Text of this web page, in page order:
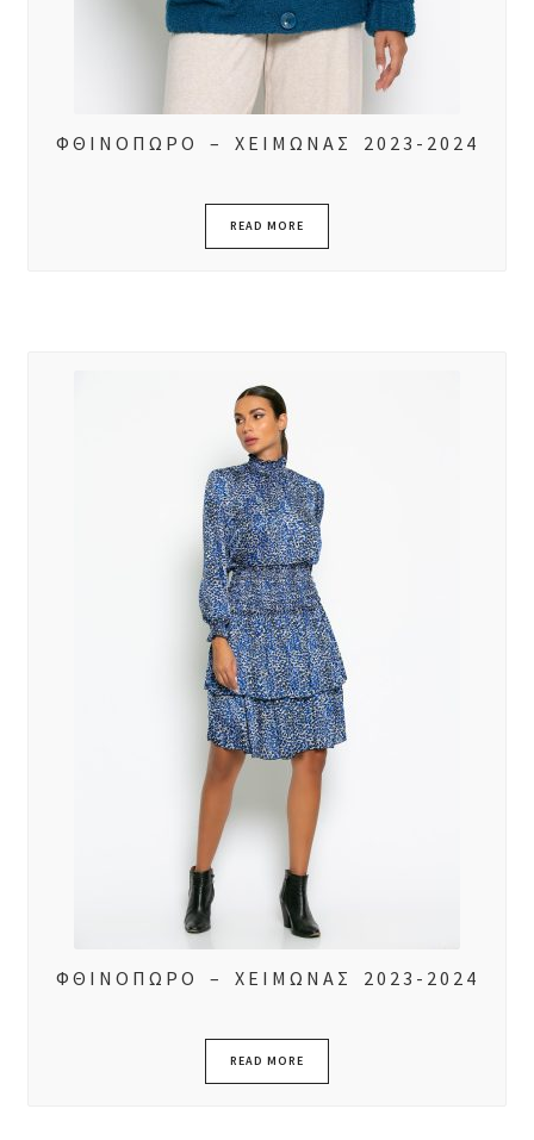
ΦΘΙΝΟΠΩΡΟ – ΧΕΙΜΩΝΑΣ 2023-2024
READ MORE
ΦΘΙΝΟΠΩΡΟ – ΧΕΙΜΩΝΑΣ 2023-2024
READ MORE